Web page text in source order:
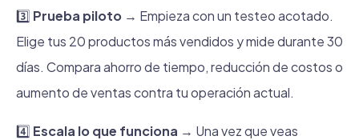
3️⃣ Prueba piloto → Empieza con un testeo acotado.
Elige tus 20 productos más vendidos y mide durante 30
días. Compara ahorro de tiempo, reducción de costos o
aumento de ventas contra tu operación actual.
4️⃣ Escala lo que funciona → Una vez que veas